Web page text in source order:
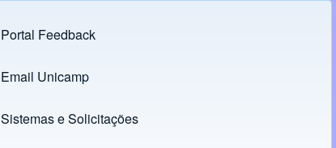
Footer menu
Portal Feedback
Links
Email Unicamp
(opens in new tab)
Sistemas e Solicitações
(opens in new tab)